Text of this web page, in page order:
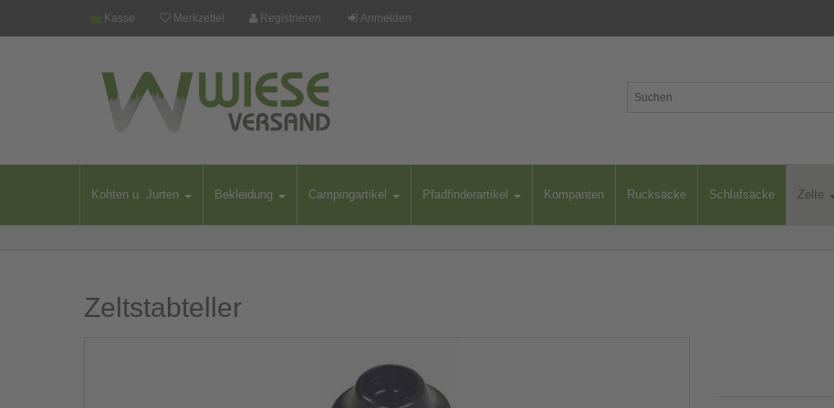
Kasse Merkzettel Registrieren Anmelden
Kohten u. Jurten Bekleidung Campingartikel Pfadfinderartikel Kompanten Rucksäcke Schlafsäcke Zelte
Zeltstabteller